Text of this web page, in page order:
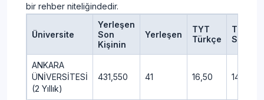
bir rehber niteliğindedir.
Üniversite
Yerleşen
Son
Kişinin
Yerleşen
TYT
Türkçe
TYT
Sosyal
ANKARA
ÜNİVERSİTESİ
(2 Yıllık)
431,550 41 16,50 14,00